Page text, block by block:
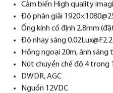
Cảm biến High quality
Độ phân giải
Ống kính cố định 2.8mm
Độ nhạy sáng 0.02Lux@F2.2
Hồng ngoại 20m, ánh sáng
Nút chuyển chế độ 4 trong
DWDR, AGC
Nguồn 12VDC